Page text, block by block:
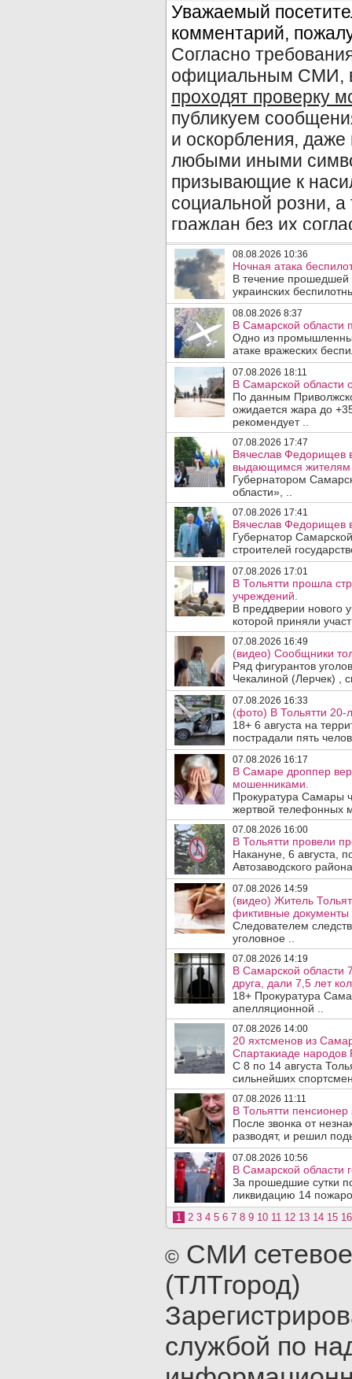
08.08.2026 10:36
Ночная атака
В течение
украинских
08.08.2026 8:37
В Самарской области
Одно из
атаке вражеских
07.08.2026 18:11
В Самарской области
По данным
ожидается жара до
рекомендует ..
07.08.2026 17:47
Вячеслав Федорищев
выдающимся жителям
Губернатором
области», ..
07.08.2026 17:41
Вячеслав Федорищев
Губернатор
строителей
07.08.2026 17:01
В Тольятти прошла
учреждений.
В преддверии нового
которой приняли
07.08.2026 16:49
(видео) Сообщники
Ряд фигурантов
Чекалиной (Лерчек) ,
07.08.2026 16:33
(фото) В Тольятти 20-
18+ 6 августа на
пострадали пять
07.08.2026 16:17
В Самаре дроппер
мошенниками.
Прокуратура Самары
жертвой телефонных
07.08.2026 16:00
В Тольятти провели
Накануне, 6 августа,
Автозаводского
07.08.2026 14:59
(видео) Житель
фиктивные документы
Следователем
уголовное ..
07.08.2026 14:19
В Самарской области
друга, дали 7,5 лет
18+ Прокуратура
апелляционной ..
07.08.2026 14:00
20 яхтсменов из
Спартакиаде народов
С 8 по 14 августа
сильнейших
07.08.2026 11:11
В Тольятти
После звонка от
разводят, и решил
07.08.2026 10:56
В Самарской области
За прошедшие сутки
ликвидацию 14
1 2 3 4 5 6 7 8 9 10 11 12 13 14 15 16
© СМИ
(ТЛТгород)
службой по